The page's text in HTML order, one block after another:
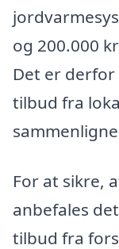
og 200.000
Det er
tilbud fra
For at sikre,
anbefales
tilbud fra